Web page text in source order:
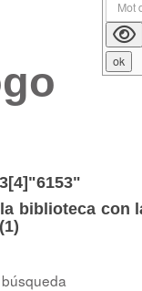
biblioteca con
1)